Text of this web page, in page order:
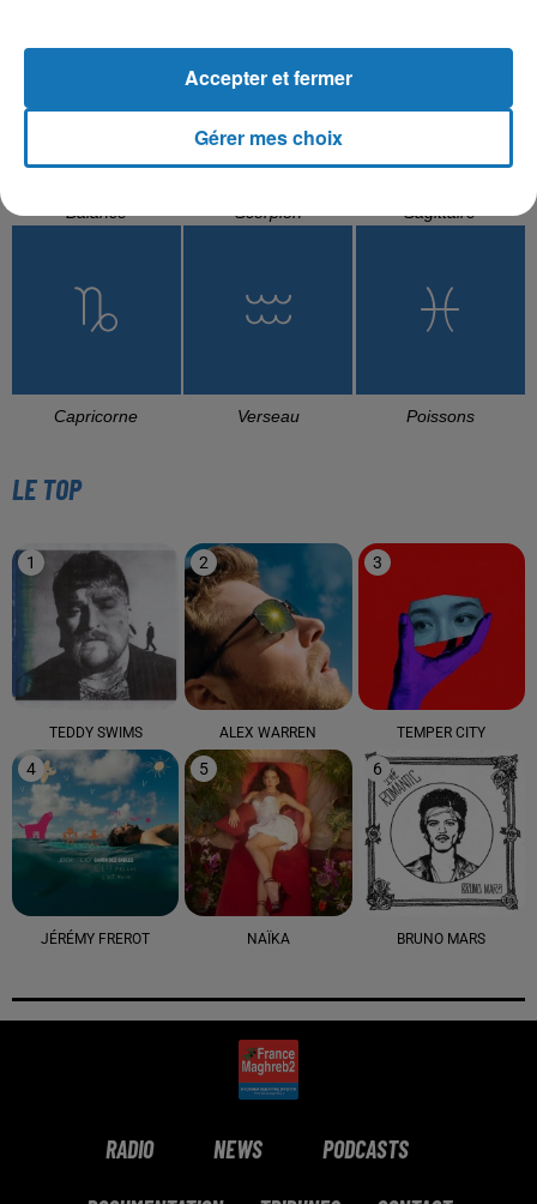
Balance Scorpion Sagittaire
Capricorne Verseau Poissons
LE TOP
1
TEDDY SWIMS
2
ALEX WARREN
3
TEMPER CITY
4
JÉRÉMY FREROT
5
NAÏKA
6
BRUNO MARS
RADIO NEWS PODCASTS
Gérer mes choix
Accepter et fermer